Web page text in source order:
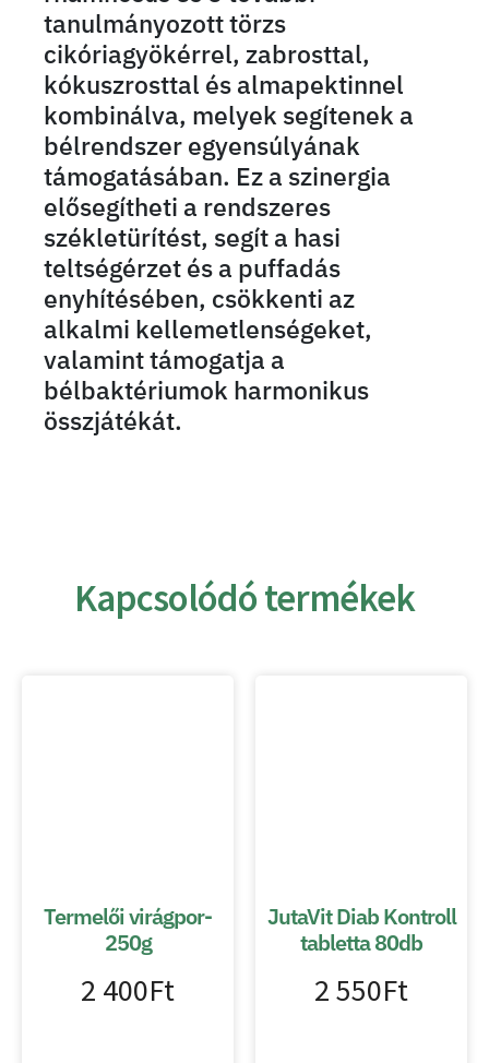
tanulmányozott törzs
cikóriagyökérrel, zabrosttal,
kókuszrosttal és almapektinnel
kombinálva, melyek segítenek a
bélrendszer egyensúlyának
támogatásában. Ez a szinergia
elősegítheti a rendszeres
székletürítést, segít a hasi
teltségérzet és a puffadás
enyhítésében, csökkenti az
alkalmi kellemetlenségeket,
valamint támogatja a
bélbaktériumok harmonikus
összjátékát.
Kapcsolódó termékek
Termelői virágpor-
250g
2 400Ft
JutaVit Diab Kontroll
tabletta 80db
2 550Ft